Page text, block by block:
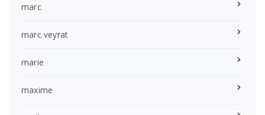
marc
marc veyrat
marie
maxime